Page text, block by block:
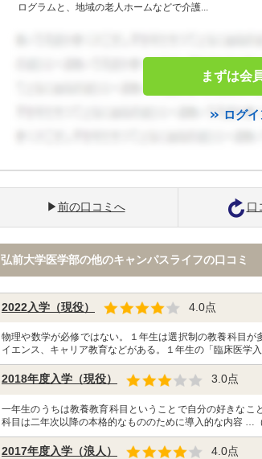
ログラムと、地域の老人ホームなどで介護...
まずは会
ログ
前の口コミへ 口
弘前大学医学部の他のキャンパスライフの口コミ
2022入学（現役） 4.0点
物理や数学が必修ではない。１年生は選択制の教養科目
イエンス、キャリア教育などがある。１年生の「臨床医学
2018年度入学（現役） 3.0点
一年生のうちは教養教育科目ということで自分の好きな
科目は二年次以降の本格的なもののために導入的な内容 …（
2017年度入学（浪人） 4.0点